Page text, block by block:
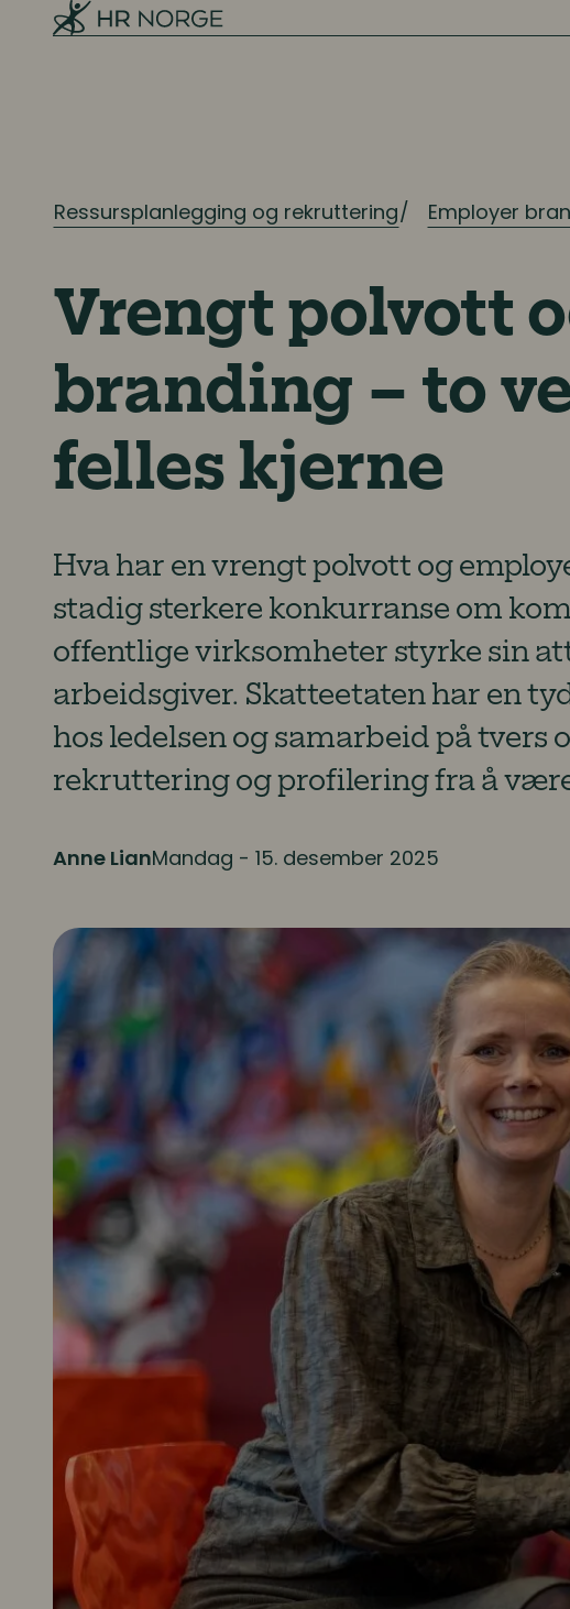
Ressursplanlegging og rekruttering Employer
Vrengt polvott
branding – to
felles kjerne
Hva har en vrengt polvott og
stadig sterkere konkurranse om
offentlige virksomheter styrke sin
arbeidsgiver. Skatteetaten har en
hos ledelsen og samarbeid på tvers
rekruttering og profilering fra å
Anne LianMandag - 15. desember 2025